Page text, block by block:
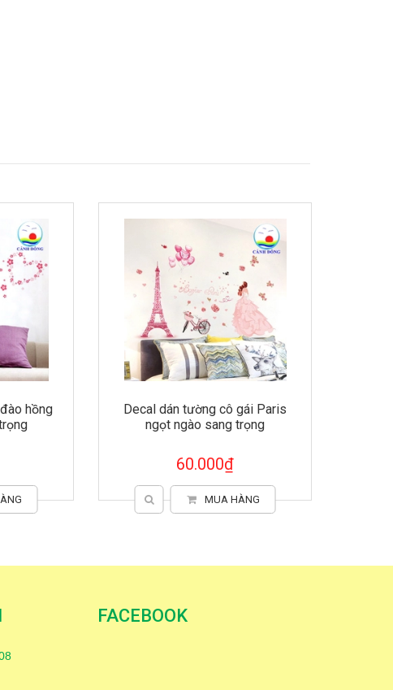
Paris
Decal dán tường cây hồng đáng
yêu
60.000₫
MUA HÀNG
FACEBOOK